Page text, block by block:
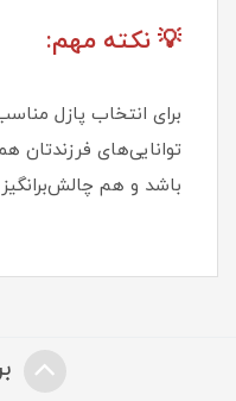
💡 نکته مهم:
برای انتخاب پازل
توانایی‌های فرزندتان
باشد و هم چالش‌برانگیز